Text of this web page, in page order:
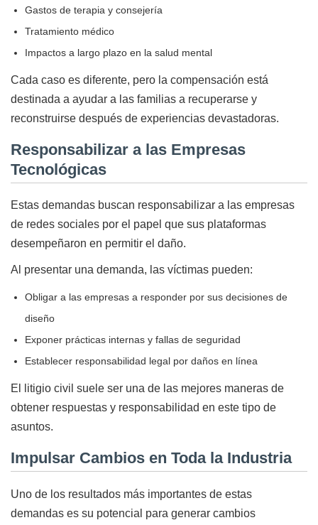
Gastos de terapia y consejería
Tratamiento médico
Impactos a largo plazo en la salud mental
Cada caso es diferente, pero la compensación está
destinada a ayudar a las familias a recuperarse y
reconstruirse después de experiencias devastadoras.
Responsabilizar a las Empresas
Tecnológicas
Estas demandas buscan responsabilizar a las empresas
de redes sociales por el papel que sus plataformas
desempeñaron en permitir el daño.
Al presentar una demanda, las víctimas pueden:
Obligar a las empresas a responder por sus decisiones de
diseño
Exponer prácticas internas y fallas de seguridad
Establecer responsabilidad legal por daños en línea
El litigio civil suele ser una de las mejores maneras de
obtener respuestas y responsabilidad en este tipo de
asuntos.
Impulsar Cambios en Toda la Industria
Uno de los resultados más importantes de estas
demandas es su potencial para generar cambios